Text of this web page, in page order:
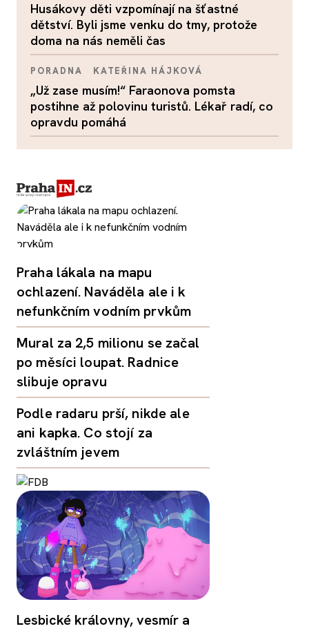
Husákovy děti vzpomínají na šťastné
dětství. Byli jsme venku do tmy, protože
doma na nás neměli čas
PORADNA KATEŘINA HÁJKOVÁ
„Už zase musím!“ Faraonova pomsta
postihne až polovinu turistů. Lékař radí, co
opravdu pomáhá
Praha lákala na mapu
ochlazení. Naváděla ale i k
nefunkčním vodním prvkům
Mural za 2,5 milionu se začal
po měsíci loupat. Radnice
slibuje opravu
Podle radaru prší, nikde ale
ani kapka. Co stojí za
zvláštním jevem
Lesbické královny, vesmír a